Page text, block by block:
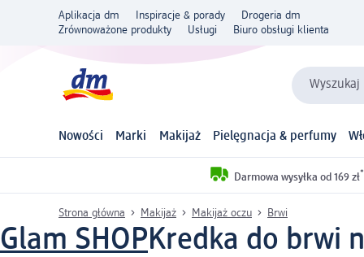
Aplikacja dm Inspiracje & porady
Drogeria dm
Zrównoważone produkty
Usługi Biuro obsługi klienta
Wyszukaj
Nowości Marki Makijaż Pielęgnacja & perfumy
Darmowa wysyłka od 169 zł*
Strona główna Makijaż Makijaż oczu Brwi
Glam SHOPKredka do brwi